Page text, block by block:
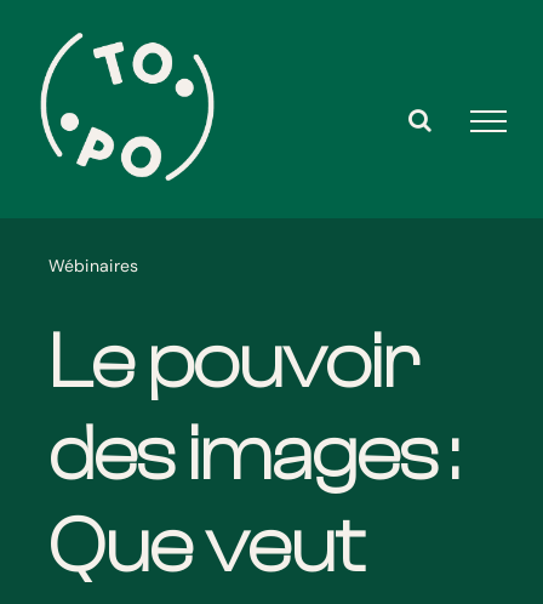
content
Wébinaires
Le pouvoir
des images :
Que veut